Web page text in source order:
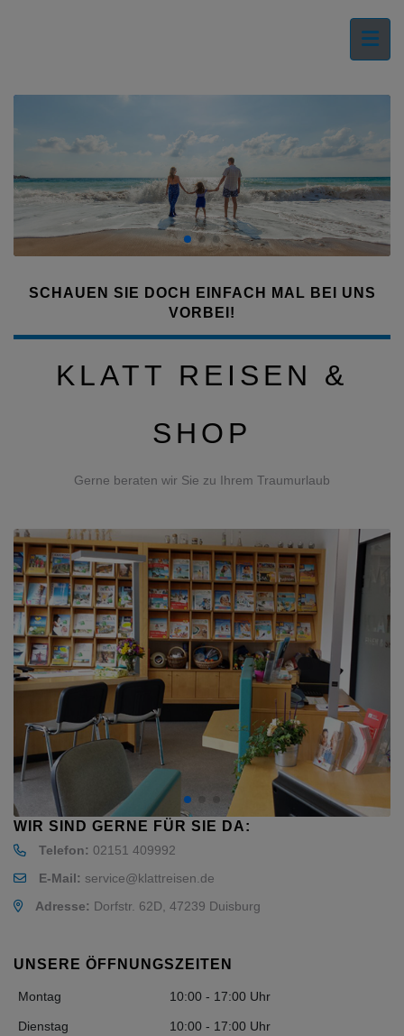
SCHAUEN SIE DOCH EINFACH MAL BEI UNS
VORBEI!
KLATT REISEN &
SHOP
Gerne beraten wir Sie zu Ihrem Traumurlaub
WIR SIND GERNE FÜR SIE DA:
Telefon: 02151 409992
E-Mail: service@klattreisen.de
Adresse: Dorfstr. 62D, 47239 Duisburg
UNSERE ÖFFNUNGSZEITEN
Montag 10:00 - 17:00 Uhr
Dienstag 10:00 - 17:00 Uhr